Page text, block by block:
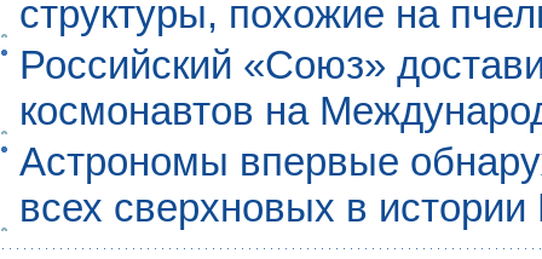
структуры, похожие на
Российский «Союз»
космонавтов на
Астрономы впервые
всех сверхновых в